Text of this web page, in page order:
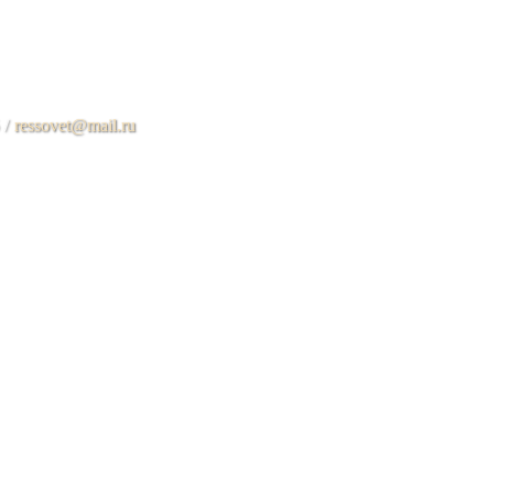
/ ressovet@mail.ru